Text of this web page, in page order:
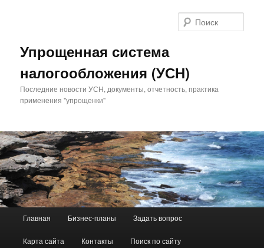
Упрощенная система
налогообложения (УСН)
Последние новости УСН, документы, отчетность, практика
применения "упрощенки"
Перейти к основному содержимому
Перейти к дополнительному содержимому
Главная Бизнес-планы Задать вопрос
Карта сайта Контакты Поиск по сайту